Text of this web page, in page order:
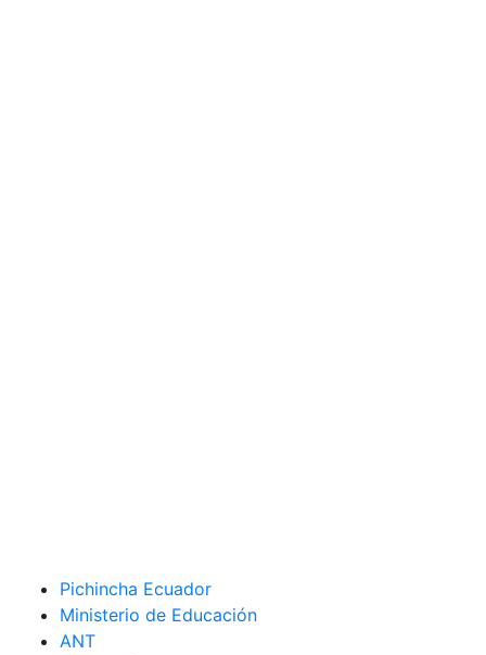
Pichincha Ecuador
Ministerio de Educación
ANT